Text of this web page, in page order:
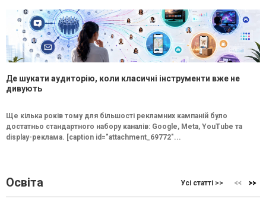
Де шукати аудиторію, коли класичні інструменти вже не
дивують
Ще кілька років тому для більшості рекламних кампаній було
достатньо стандартного набору каналів: Google, Meta, YouTube та
display-реклама. [caption id="attachment_69772"...
Освіта Усі статті >>